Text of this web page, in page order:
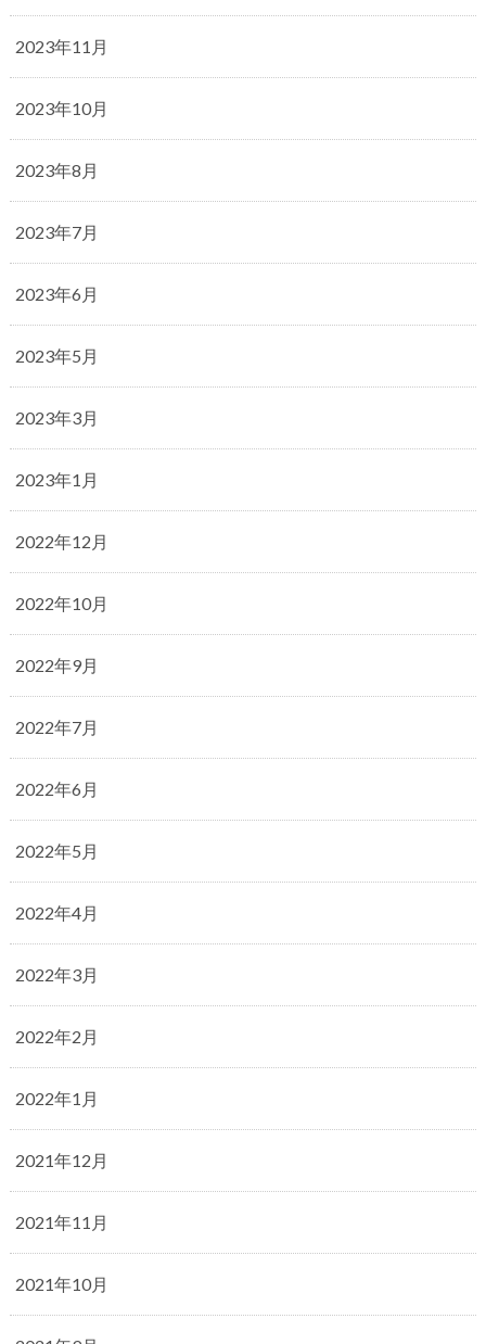
2023年11月
2023年10月
2023年8月
2023年7月
2023年6月
2023年5月
2023年3月
2023年1月
2022年12月
2022年10月
2022年9月
2022年7月
2022年6月
2022年5月
2022年4月
2022年3月
2022年2月
2022年1月
2021年12月
2021年11月
2021年10月